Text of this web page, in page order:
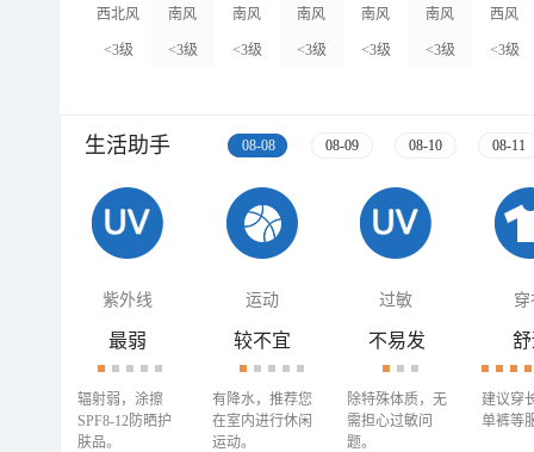
西北风
<3级
南风
<3级
南风
<3级
南风
<3级
南风
<3级
南风
<3级
西风
<3级
生活助手 08-08 08-09 08-10 08-11
紫外线 运动 过敏 穿
最弱
辐射弱，涂擦
SPF8-12防晒护
肤品。
较不宜
有降水，推荐您
在室内进行休闲
运动。
不易发
除特殊体质，无
需担心过敏问
题。
建议穿
单裤等